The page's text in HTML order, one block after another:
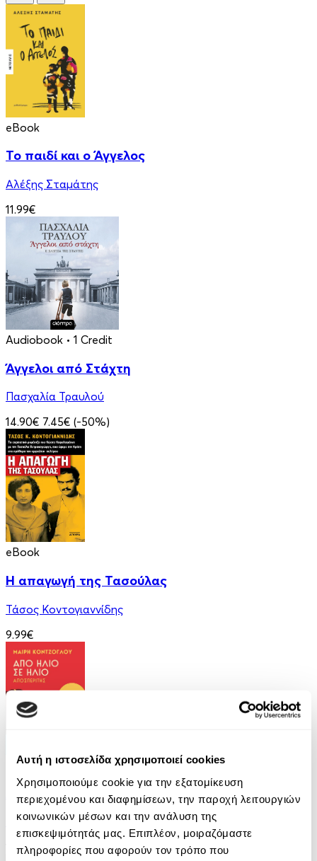
Αυτή η ιστοσελίδα χρησιμοποιεί cookies
Χρησιμοποιούμε cookie για την εξατομίκευση
περιεχομένου και διαφημίσεων, την παροχή λειτουργιών
κοινωνικών μέσων και την ανάλυση της
επισκεψιμότητάς μας. Επιπλέον, μοιραζόμαστε
πληροφορίες που αφορούν τον τρόπο που
eBook
Το παιδί και ο Άγγελος
Αλέξης Σταμάτης
11.99€
Audiobook • 1 Credit
Άγγελοι από Στάχτη
Πασχαλία Τραυλού
14.90€ 7.45€ (-50%)
eBook
Η απαγωγή της Τασούλας
Τάσος Κοντογιαννίδης
9.99€
eBook
Από ήλιο σε ήλιο: Αποσπερίτης
Μαίρη Κόντζογλου
13.99€